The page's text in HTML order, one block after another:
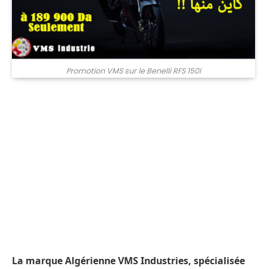
Promotion VMS sur le Benelli RFS 150I
La marque Algérienne VMS Industries, spécialisée